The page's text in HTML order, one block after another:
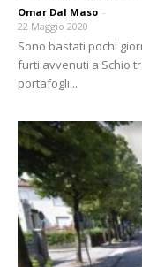
Omar Dal Maso -
22 Maggio 2020
Sono bastati pochi
furti avvenuti a Schio
portafogli...